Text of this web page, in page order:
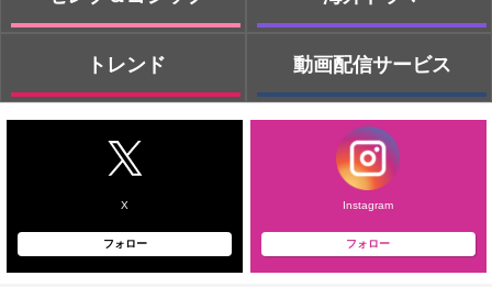
トレンド 動画配信サービス
X
フォロー
Instagram
フォロー